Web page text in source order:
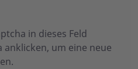
in dieses Feld
anklicken, um eine neue